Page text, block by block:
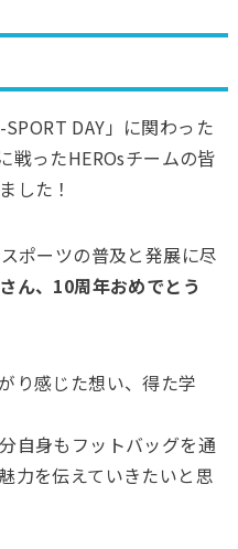
DAY」に関わった
戦ったHEROsチームの皆
した！
ポーツの普及と発展に尽
ん、10周年おめでとう
り感じた想い、得た学
自身もフットバッグを通
力を伝えていきたいと思